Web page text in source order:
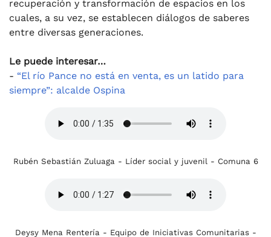
recuperación y transformación de espacios en los
cuales, a su vez, se establecen diálogos de saberes
entre diversas generaciones.
Le puede interesar…
- “El río Pance no está en venta, es un latido para
siempre”: alcalde Ospina
Rubén Sebastián Zuluaga - Líder social y juvenil - Comuna 6
Deysy Mena Rentería - Equipo de Iniciativas Comunitarias -